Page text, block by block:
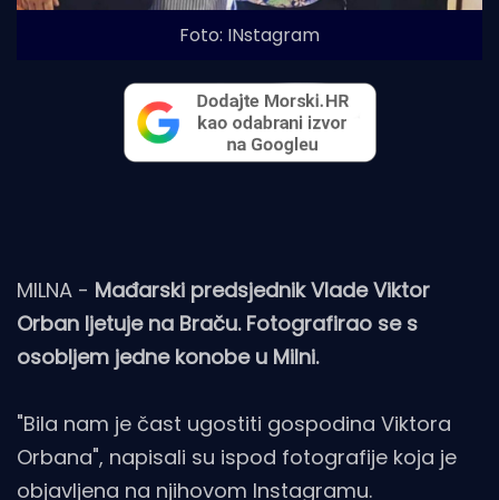
Foto: INstagram
MILNA - Mađarski predsjednik Vlade Viktor
Orban ljetuje na Braču. Fotografirao se s
osobljem jedne konobe u Milni.
"Bila nam je čast ugostiti gospodina Viktora
Orbana", napisali su ispod fotografije koja je
objavljena na njihovom Instagramu.